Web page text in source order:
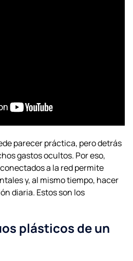
parecer práctica, pero detrás
gastos ocultos. Por eso,
a la red permite
y, al mismo tiempo, hacer
diaria. Estos son los
plásticos de un